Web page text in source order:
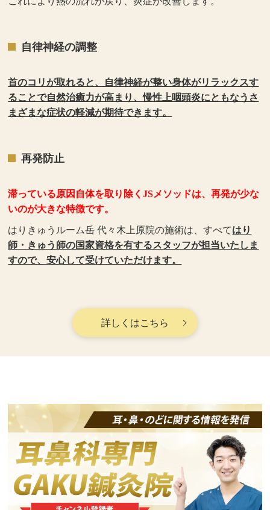
自律神経の調整
首のコリが取れると、自律神経が整い身体がリラックスす
ることで自然治癒力が高まり、慢性上咽頭炎にともなうさ
まざまな症状の軽減が期待できます。
再発防止
滞っている原因自体を取り除くJSメソッドは、再発が少な
いのが大きな特徴です。
はりきゅうルーム岳 代々木上原院の施術は、すべてはり
師・きゅう師の国家資格を有するスタッフが担当いたしま
すので、安心して受けていただけます。
詳しくはこちら